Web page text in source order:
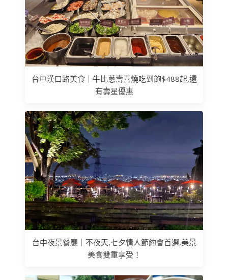
台中漢口路美食｜牛比蔥壽喜燒吃到飽$488起,還
有壽星優惠
台中夜景餐廳｜不夜天,七夕情人節約會首選,美景
美食雙重享受！